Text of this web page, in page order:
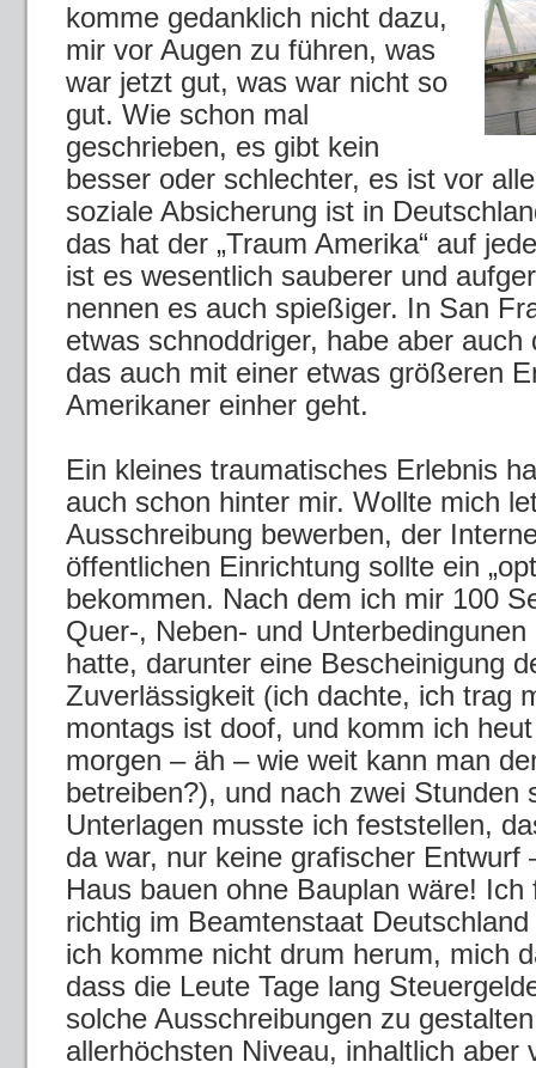
komme gedanklich nicht dazu,
mir vor Augen zu führen, was
war jetzt gut, was war nicht so
gut. Wie schon mal
geschrieben, es gibt kein
besser oder schlechter, es ist vor
soziale Absicherung ist in
das hat der „Traum Amerika“ auf
ist es wesentlich sauberer und
nennen es auch spießiger. In San
etwas schnoddriger, habe aber auch
das auch mit einer etwas größeren
Amerikaner einher geht.
Ein kleines traumatisches Erlebnis
auch schon hinter mir. Wollte mich
Ausschreibung bewerben, der
öffentlichen Einrichtung sollte ein
bekommen. Nach dem ich mir 100
Quer-, Neben- und
hatte, darunter eine Bescheinigung
Zuverlässigkeit (ich dachte, ich trag
montags ist doof, und komm ich
morgen – äh – wie weit kann man
betreiben?), und nach zwei Stunden
Unterlagen musste ich feststellen,
da war, nur keine grafischer Entwurf
Haus bauen ohne Bauplan wäre! Ich
richtig im Beamtenstaat
ich komme nicht drum herum, mich
dass die Leute Tage lang
solche Ausschreibungen zu
allerhöchsten Niveau, inhaltlich aber